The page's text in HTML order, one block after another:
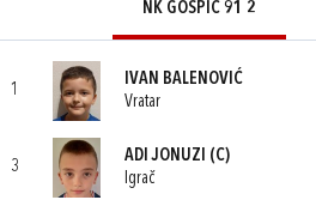
NK GOSPIĆ 91 2
1
IVAN BALENOVIĆ
Vratar
3
ADI JONUZI (C)
Igrač